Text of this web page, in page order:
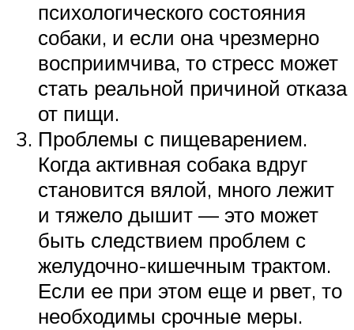
психологического состояния
собаки, и если она чрезмерно
восприимчива, то стресс может
стать реальной причиной отказа
от пищи.
Проблемы с пищеварением.
Когда активная собака вдруг
становится вялой, много лежит
и тяжело дышит — это может
быть следствием проблем с
желудочно-кишечным трактом.
Если ее при этом еще и рвет, то
необходимы срочные меры.